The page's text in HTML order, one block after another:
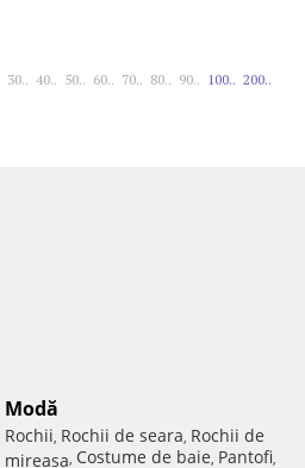
30.. 40.. 50.. 60.. 70.. 80.. 90.. 100.. 200..
Modă
Rochii, Rochii de seara, Rochii de
mireasa, Costume de baie, Pantofi,